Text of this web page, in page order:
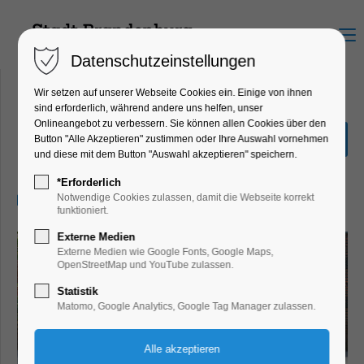
Menu
Entdecker-Tour
Führung, Themenführung
10.07.2026, 10:30–11:30
Datenschutzeinstellungen
Wir setzen auf unserer Webseite Cookies ein. Einige von ihnen
sind erforderlich, während andere uns helfen, unser
Onlineangebot zu verbessern. Sie können allen Cookies über den
Button "Alle Akzeptieren" zustimmen oder Ihre Auswahl vornehmen
und diese mit dem Button "Auswahl akzeptieren" speichern.
*Erforderlich
Notwendige Cookies zulassen, damit die Webseite korrekt
funktioniert.
Externe Medien
Externe Medien wie Google Fonts, Google Maps,
OpenStreetMap und YouTube zulassen.
Statistik
Matomo, Google Analytics, Google Tag Manager zulassen.